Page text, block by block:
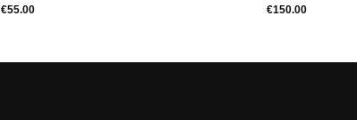
€55.00
€150.00